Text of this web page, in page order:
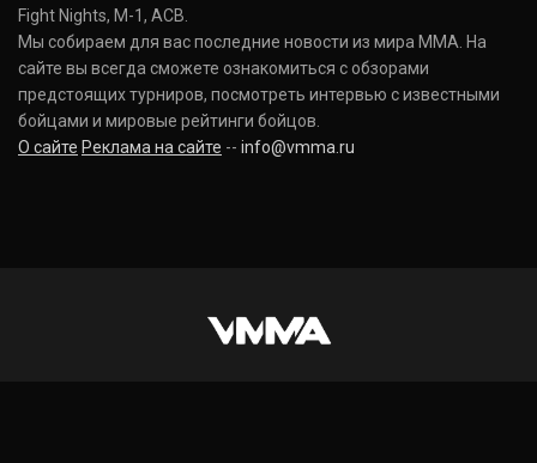
Fight Nights, M-1, ACB.
Мы собираем для вас последние новости из мира ММА. На
сайте вы всегда сможете ознакомиться с обзорами
предстоящих турниров, посмотреть интервью с известными
бойцами и мировые рейтинги бойцов.
О сайте Реклама на сайте -- info@vmma.ru